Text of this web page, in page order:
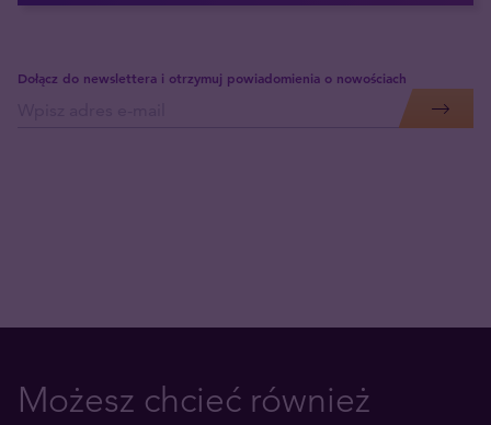
Dołącz do newslettera i otrzymuj powiadomienia o nowościach
Możesz chcieć również